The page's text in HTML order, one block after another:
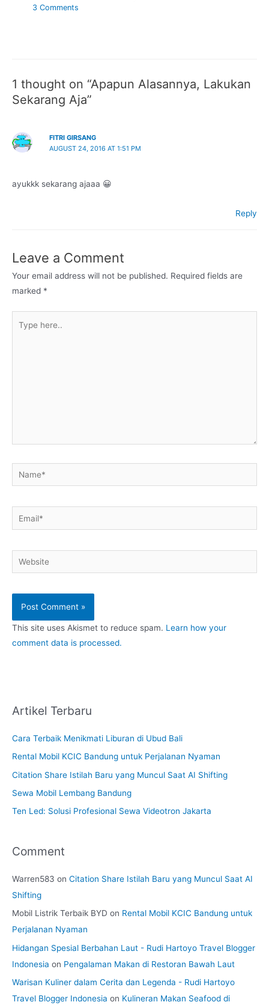
3 Comments
1 thought on “Apapun Alasannya, Lakukan
Sekarang Aja”
FITRI GIRSANG
AUGUST 24, 2016 AT 1:51 PM
ayukkk sekarang ajaaa 😀
Reply
Leave a Comment
Your email address will not be published. Required fields are
marked *
here..
Name*
Email*
Website
This site uses Akismet to reduce spam. Learn how your
comment data is processed.
Artikel Terbaru
Cara Terbaik Menikmati Liburan di Ubud Bali
Rental Mobil KCIC Bandung untuk Perjalanan Nyaman
Citation Share Istilah Baru yang Muncul Saat AI Shifting
Sewa Mobil Lembang Bandung
Ten Led: Solusi Profesional Sewa Videotron Jakarta
Comment
Warren583 on Citation Share Istilah Baru yang Muncul Saat AI
Shifting
Mobil Listrik Terbaik BYD on Rental Mobil KCIC Bandung untuk
Perjalanan Nyaman
Hidangan Spesial Berbahan Laut - Rudi Hartoyo Travel Blogger
Indonesia on Pengalaman Makan di Restoran Bawah Laut
Warisan Kuliner dalam Cerita dan Legenda - Rudi Hartoyo
Travel Blogger Indonesia on Kulineran Makan Seafood di